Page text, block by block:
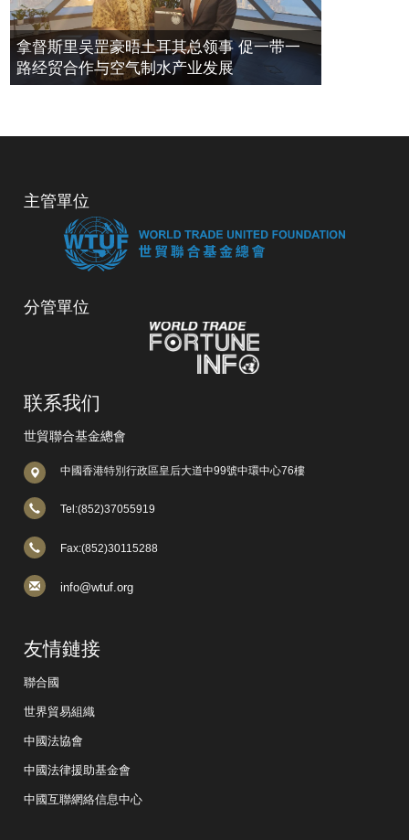
拿督斯里吴罡豪晤土耳其总领事 促一带一
路经贸合作与空气制水产业发展
主管單位
分管單位
联系我们
世貿聯合基金總會
中國香港特別行政區皇后大道中99號中環中心76樓
Tel:(852)37055919
Fax:(852)30115288
info@wtuf.org
友情鏈接
聯合國
世界貿易組織
中國法協會
中國法律援助基金會
中國互聯網絡信息中心